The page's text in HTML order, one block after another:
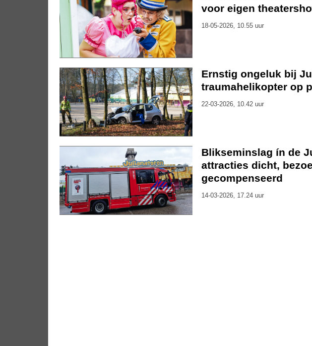
voor eigen
18-05-2026, 10.55 uur
Ernstig ongeluk bij
traumahelikopter op
22-03-2026, 10.42 uur
Blikseminslag ín de
attracties dicht,
gecompenseerd
14-03-2026, 17.24 uur